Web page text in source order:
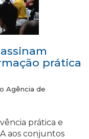
prática
Agência de
prática e
aos conjuntos